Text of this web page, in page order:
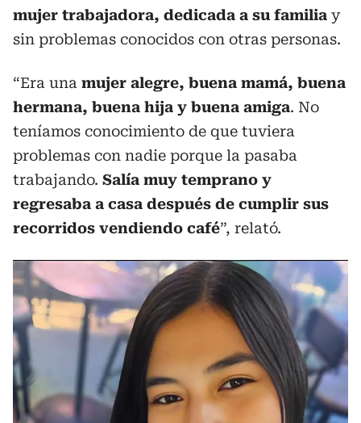
mujer trabajadora, dedicada a su familia y
sin problemas conocidos con otras personas.
“Era una mujer alegre, buena mamá, buena
hermana, buena hija y buena amiga. No
teníamos conocimiento de que tuviera
problemas con nadie porque la pasaba
trabajando. Salía muy temprano y
regresaba a casa después de cumplir sus
recorridos vendiendo café”, relató.